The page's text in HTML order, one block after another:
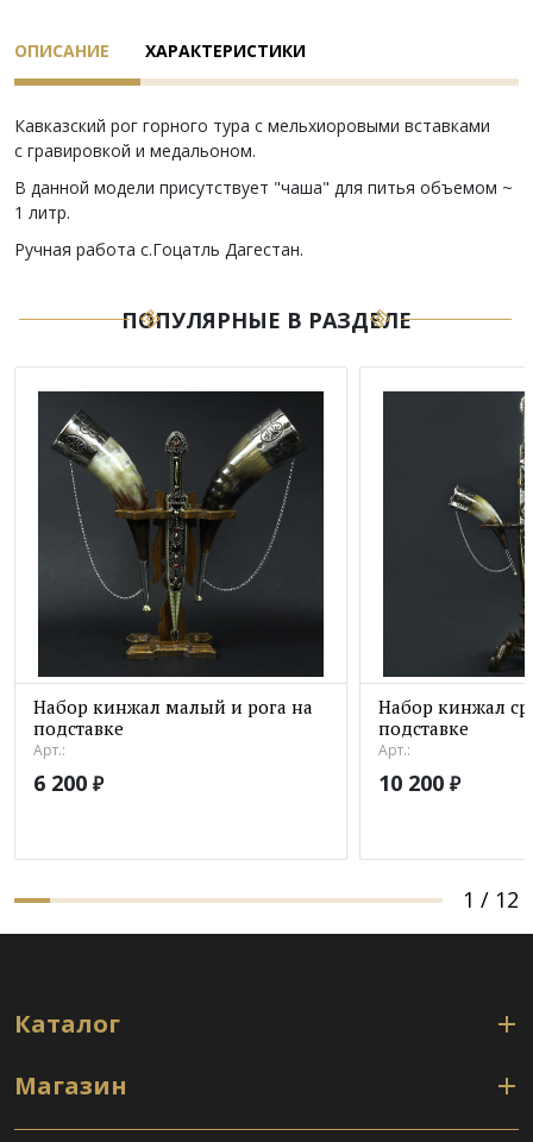
ОПИСАНИЕ ХАРАКТЕРИСТИКИ
Кавказский рог горного тура с мельхиоровыми вставками
с гравировкой и медальоном.
В данной модели присутствует "чаша" для питья объемом ~
1 литр.
Ручная работа с.Гоцатль Дагестан.
ПОПУЛЯРНЫЕ В РАЗДЕЛЕ
Набор кинжал малый и рога на
подставке
Арт.:
6 200 ₽
Набор кинжал
подставке
Арт.:
10 200 ₽
1 / 12
Каталог
Магазин